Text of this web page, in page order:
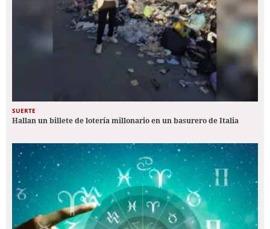
SUERTE
Hallan un billete de lotería millonario en un basurero de Italia